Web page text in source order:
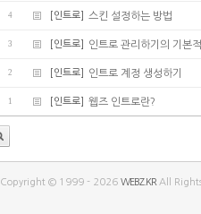
4 [인트로] 스킨 설정하는 방법
3 [인트로] 인트로 관리하기의 기본
2 [인트로] 인트로 계정 생성하기
1 [인트로] 웹즈 인트로란?
Copyright © 1999 - 2026WEBZ.KR All